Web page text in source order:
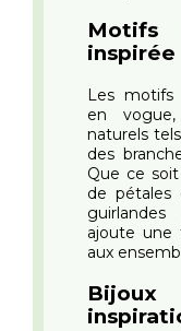
Motifs
inspirée
Les motifs
en
naturels
des
Que ce
de pétales
ajoute une
aux